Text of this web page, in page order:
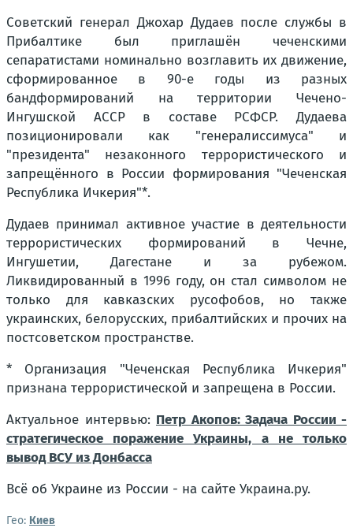
Советский генерал Джохар Дудаев после службы в
Прибалтике был приглашён чеченскими
сепаратистами номинально возглавить их движение,
сформированное в 90-е годы из разных
бандформирований на территории Чечено-
Ингушской АССР в составе РСФСР. Дудаева
позиционировали как "генералиссимуса" и
"президента" незаконного террористического и
запрещённого в России формирования "Чеченская
Республика Ичкерия"*.
Дудаев принимал активное участие в деятельности
террористических формирований в Чечне,
Ингушетии, Дагестане и за рубежом.
Ликвидированный в 1996 году, он стал символом не
только для кавказских русофобов, но также
украинских, белорусских, прибалтийских и прочих на
постсоветском пространстве.
* Организация "Чеченская Республика Ичкерия"
признана террористической и запрещена в России.
Актуальное интервью: Петр Акопов: Задача России -
стратегическое поражение Украины, а не только
вывод ВСУ из Донбасса
Всё об Украине из России - на сайте Украина.ру.
Гео: Киев